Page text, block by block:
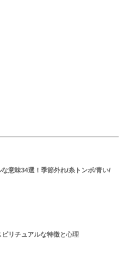
な意味34選！季節外れ/糸トンボ/青い/
ピリチュアルな特徴と心理